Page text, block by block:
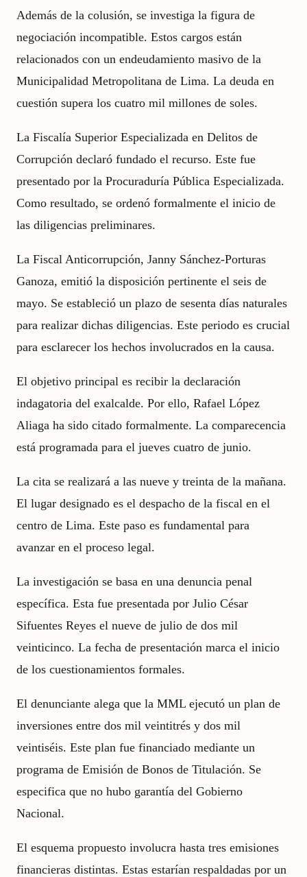
Además de la colusión, se investiga la figura de
negociación incompatible. Estos cargos están
relacionados con un endeudamiento masivo de la
Municipalidad Metropolitana de Lima. La deuda en
cuestión supera los cuatro mil millones de soles.
La Fiscalía Superior Especializada en Delitos de
Corrupción declaró fundado el recurso. Este fue
presentado por la Procuraduría Pública Especializada.
Como resultado, se ordenó formalmente el inicio de
las diligencias preliminares.
La Fiscal Anticorrupción, Janny Sánchez-Porturas
Ganoza, emitió la disposición pertinente el seis de
mayo. Se estableció un plazo de sesenta días naturales
para realizar dichas diligencias. Este periodo es crucial
para esclarecer los hechos involucrados en la causa.
El objetivo principal es recibir la declaración
indagatoria del exalcalde. Por ello, Rafael López
Aliaga ha sido citado formalmente. La comparecencia
está programada para el jueves cuatro de junio.
La cita se realizará a las nueve y treinta de la mañana.
El lugar designado es el despacho de la fiscal en el
centro de Lima. Este paso es fundamental para
avanzar en el proceso legal.
La investigación se basa en una denuncia penal
específica. Esta fue presentada por Julio César
Sifuentes Reyes el nueve de julio de dos mil
veinticinco. La fecha de presentación marca el inicio
de los cuestionamientos formales.
El denunciante alega que la MML ejecutó un plan de
inversiones entre dos mil veintitrés y dos mil
veintiséis. Este plan fue financiado mediante un
programa de Emisión de Bonos de Titulación. Se
especifica que no hubo garantía del Gobierno
Nacional.
El esquema propuesto involucra hasta tres emisiones
financieras distintas. Estas estarían respaldadas por un